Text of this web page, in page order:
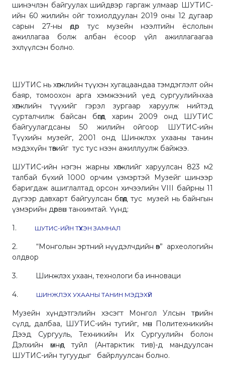
шинэчлэн байгуулах шийдвэр гаргаж улмаар ШУТИС-
ийн 60 жилийн ойг тохиолдуулан 2019 оны 12 дугаар
сарын 27-ны өдөр тус музейн нээлтийн ёслолын
ажиллагаа болж албан ёсоор үйл ажиллагаагаа
эхлүүлсэн болно.
ШУТИС нь хөгжлийн түүхэн хугацаандаа тэмдэглэлт ойн
баяр, томоохон арга хэмжээний үед сургуулийнхаа
хөгжлийн түүхийг гэрэл зургаар харуулж нийтэд
сурталчилж байсан бөгөөд харин 2009 онд ШУТИС
байгуулагдсаны 50 жилийн ойгоор ШУТИС-ийн
Түүхийн музейг, 2001 онд Шинжлэх ухааны танин
мэдэхүйн төвийг тус тус нээн ажиллуулж байжээ.
ШУТИС-ийн нэгэн жарны хөгжлийг харуулсан 823 м2
талбай бүхий 1000 орчим үзмэртэй Музейг шинээр
баригдаж ашиглалтад орсон хичээлийн VIII байрны 11
дүгээр давхарт байгуулсан бөгөөд тус музей нь байнгын
үзмэрийн дөрвөн танхимтай. Үүнд:
1. ШУТИС-ИЙН ТҮҮХЭН ЗАМНАЛ
2. “Монголын эртний нүүдэлчдийн өв” археологийн
олдвор
3. Шинжлэх ухаан, технологи ба инноваци
4. ШИНЖЛЭХ УХААНЫ ТАНИН МЭДЭХҮЙ
Музейн хүндэтгэлийн хэсэгт Монгол Улсын төрийн
сүлд, далбаа, ШУТИС-ийн тугийг, мөн Политехникийн
Дээд Сургууль, Техникийн Их Сургуулийн болон
Дэлхийн өмнөд туйл (Антарктик тив)-д мандуулсан
ШУТИС-ийн тугуудыг байрлуулсан болно.